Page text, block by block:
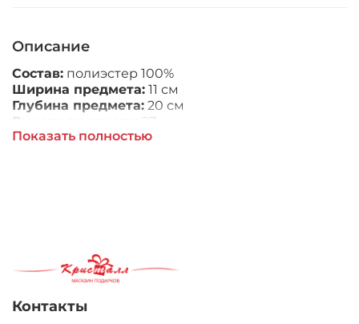
Описание
Состав: полиэстер 100%
Ширина предмета: 11 см
Глубина предмета: 20 см
Высота предмета:
27 см
Показать полностью
Контакты